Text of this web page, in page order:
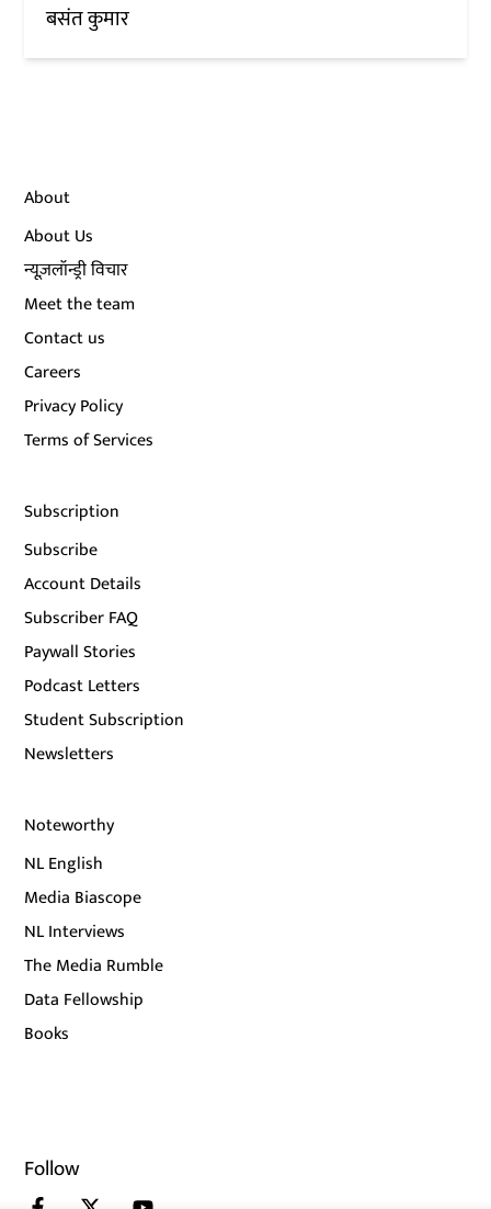
बसंत कुमार
About
About Us
न्यूज़लॉन्ड्री विचार
Meet the team
Contact us
Careers
Privacy Policy
Terms of Services
Subscription
Subscribe
Account Details
Subscriber FAQ
Paywall Stories
Podcast Letters
Student Subscription
Newsletters
Noteworthy
NL English
Media Biascope
NL Interviews
The Media Rumble
Data Fellowship
Books
Follow